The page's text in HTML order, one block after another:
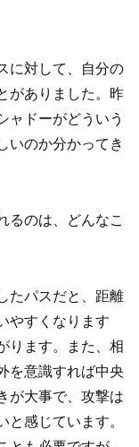
に対して、自分の
がありました。昨
ャドーがどういう
いのか分かってき
るのは、どんなこ
たパスだと、距離
やすくなります
ります。また、相
を意識すれば中央
が大事で、攻撃は
感じています。